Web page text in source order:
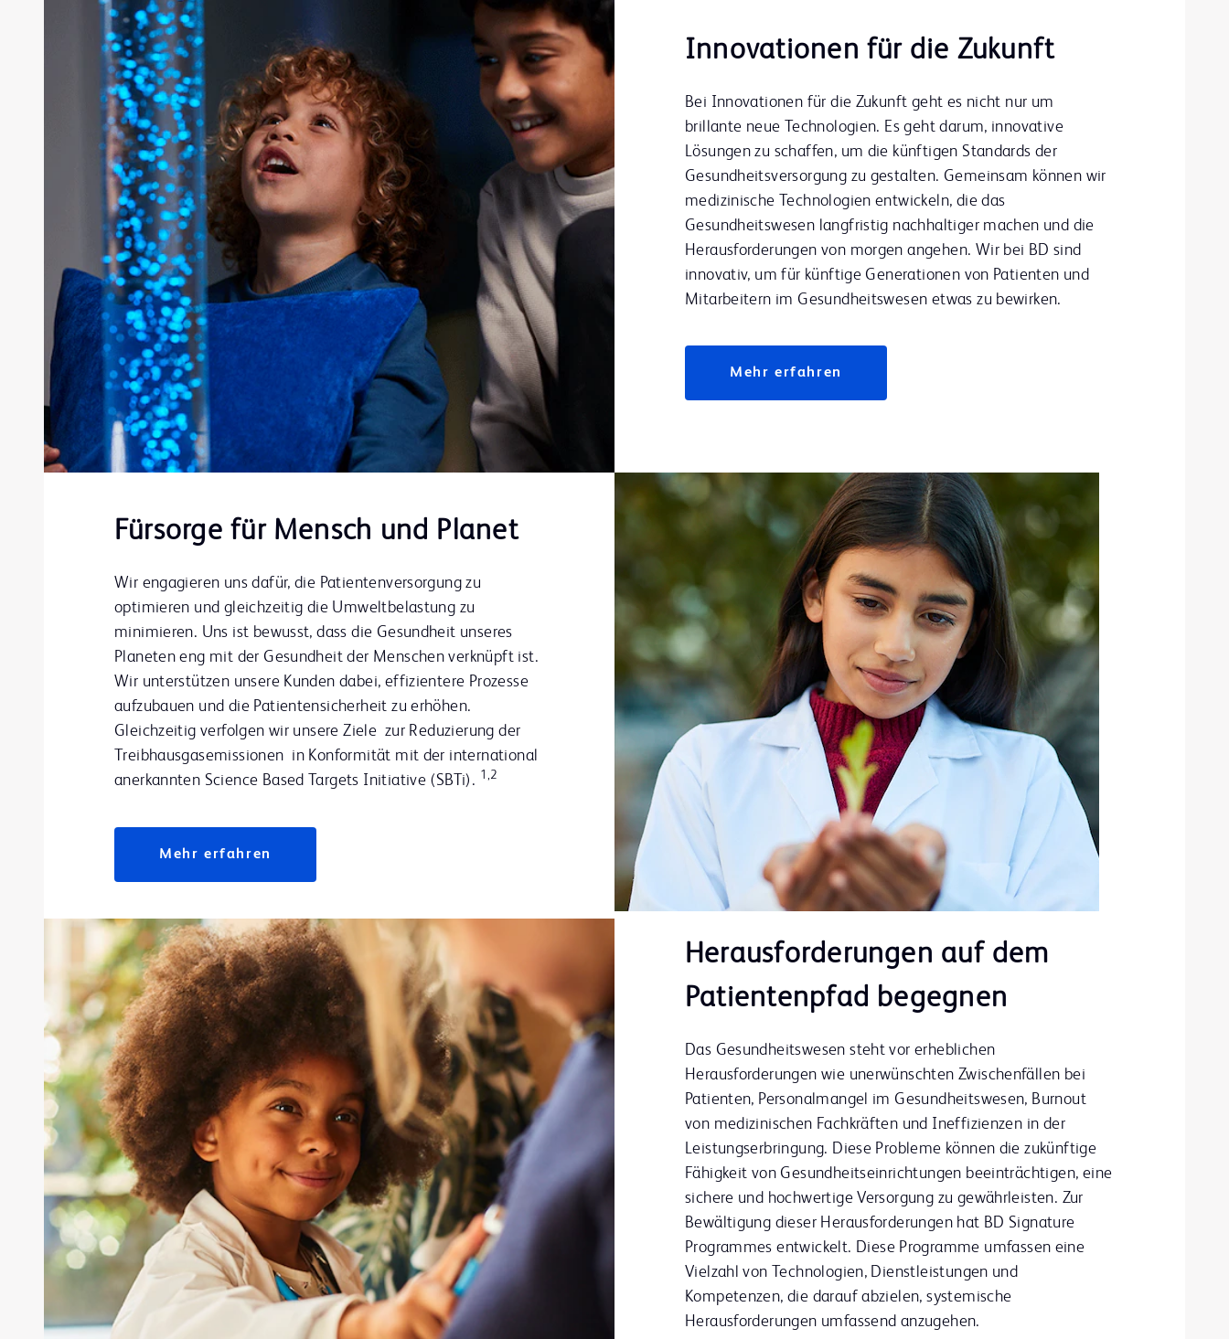
Innovationen für die Zukunft
Bei Innovationen für die Zukunft geht es nicht nur um
brillante neue Technologien. Es geht darum, innovative
Lösungen zu schaffen, um die künftigen Standards der
Gesundheitsversorgung zu gestalten. Gemeinsam können wir
medizinische Technologien entwickeln, die das
Gesundheitswesen langfristig nachhaltiger machen und die
Herausforderungen von morgen angehen. Wir bei BD sind
innovativ, um für künftige Generationen von Patienten und
Mitarbeitern im Gesundheitswesen etwas zu bewirken.
Mehr erfahren
Fürsorge für Mensch und Planet
Wir engagieren uns dafür, die Patientenversorgung zu
optimieren und gleichzeitig die Umweltbelastung zu
minimieren. Uns ist bewusst, dass die Gesundheit unseres
Planeten eng mit der Gesundheit der Menschen verknüpft ist.
Wir unterstützen unsere Kunden dabei, effizientere Prozesse
aufzubauen und die Patientensicherheit zu erhöhen.
Gleichzeitig verfolgen wir unsere Ziele zur Reduzierung der
Treibhausgasemissionen in Konformität mit der international
anerkannten Science Based Targets Initiative (SBTi). 1,2
Mehr erfahren
Herausforderungen auf dem
Patientenpfad begegnen
Das Gesundheitswesen steht vor erheblichen
Herausforderungen wie unerwünschten Zwischenfällen bei
Patienten, Personalmangel im Gesundheitswesen, Burnout
von medizinischen Fachkräften und Ineffizienzen in der
Leistungserbringung. Diese Probleme können die zukünftige
Fähigkeit von Gesundheitseinrichtungen beeinträchtigen, eine
sichere und hochwertige Versorgung zu gewährleisten. Zur
Bewältigung dieser Herausforderungen hat BD Signature
Programmesentwickelt. Diese Programme umfassen eine
Vielzahl von Technologien, Dienstleistungen und
Kompetenzen, die darauf abzielen, systemische
Herausforderungen umfassend anzugehen.